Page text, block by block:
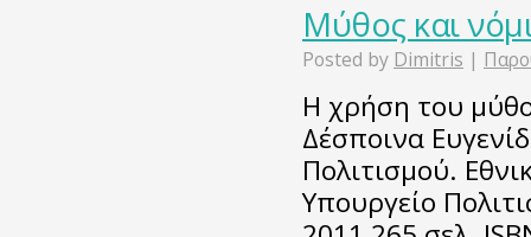
Μύθος και
Posted by Dimitris |
Η χρήση του
Δέσποινα
Πολιτισμού.
Υπουργείο